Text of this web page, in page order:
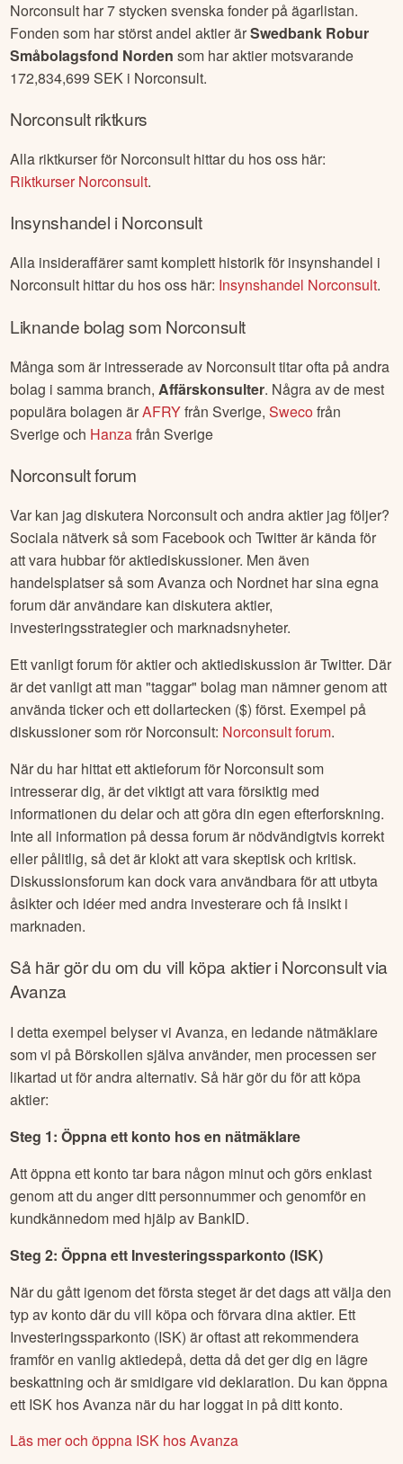
Norconsult har7stycken svenska fonder på ägarlistan.
Fonden som har störst andel aktier ärSwedbank Robur
Småbolagsfond Norden som har aktier motsvarande
172,834,699 SEK i Norconsult.
Norconsultriktkurs
Alla riktkurser för Norconsult hittar du hos oss här:
RiktkurserNorconsult.
Insynshandel iNorconsult
Alla insideraffärer samt komplett historik för insynshandel i
Norconsult hittar du hos oss här: Insynshandel Norconsult.
Liknande bolag som Norconsult
Många som är intresserade av Norconsulttitar ofta på andra
bolag i samma branch,Affärskonsulter. Några av de mest
populära bolagen ärAFRYfrånSverige,Swecofrån
Sverigeoch HanzafrånSverige
Norconsultforum
Var kan jag diskutera Norconsultoch andra aktier jag följer?
Sociala nätverk så som Facebook och Twitter är kända för
att vara hubbar för aktiediskussioner. Men även
handelsplatser så som Avanza och Nordnet har sina egna
forum där användare kan diskutera aktier,
investeringsstrategier och marknadsnyheter.
Ett vanligt forum för aktier och aktiediskussion är Twitter. Där
är det vanligt att man "taggar" bolag man nämner genom att
använda ticker och ett dollartecken ($) först. Exempel på
diskussioner som rör Norconsult: Norconsultforum.
När du har hittat ett aktieforum för Norconsultsom
intresserar dig, är det viktigt att vara försiktig med
informationen du delar och att göra din egen efterforskning.
Inte all information på dessa forum är nödvändigtvis korrekt
eller pålitlig, så det är klokt att vara skeptisk och kritisk.
Diskussionsforum kan dock vara användbara för att utbyta
åsikter och idéer med andra investerare och få insikt i
marknaden.
Så här gör du om du vill köpa aktier iNorconsultvia
Avanza
I detta exempel belyser vi Avanza, en ledande nätmäklare
som vi på Börskollen själva använder, men processen ser
likartad ut för andra alternativ. Så här gör du för att köpa
aktier:
Steg 1: Öppna ett konto hos en nätmäklare
Att öppna ett konto tar bara någon minut och görs enklast
genom att du anger ditt personnummer och genomför en
kundkännedom med hjälp av BankID.
Steg 2: Öppna ett Investeringssparkonto (ISK)
När du gått igenom det första steget är det dags att välja den
typ av konto där du vill köpa och förvara dina aktier. Ett
Investeringssparkonto (ISK) är oftast att rekommendera
framför en vanlig aktiedepå, detta då det ger dig en lägre
beskattning och är smidigare vid deklaration. Du kan öppna
ett ISK hos Avanza när du har loggat in på ditt konto.
Läs mer och öppna ISK hos Avanza